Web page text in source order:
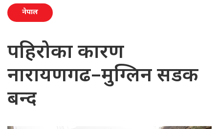
नेपाल
पहिरोका कारण
नारायणगढ–मुग्लिन सडक
बन्द